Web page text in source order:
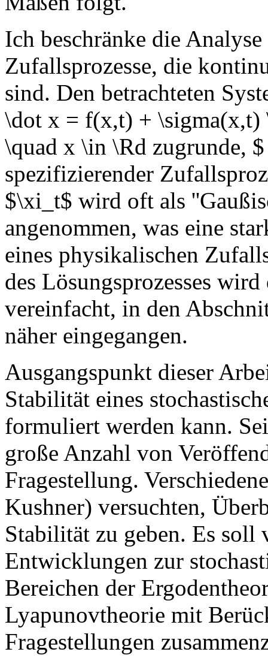
Ich beschränke die
Zufallsprozesse, die
sind. Den betrachteten
\dot x = f(x,t) + \sigma(x,t)
\quad x \in \Rd zugrunde,
spezifizierender
$\xi_t$ wird oft als
angenommen, was eine
eines physikalischen
des Lösungsprozesses
vereinfacht, in den
näher eingegangen.
Ausgangspunkt dieser
Stabilität eines
formuliert werden kann.
große Anzahl von
Fragestellung.
Kushner) versuchten,
Stabilität zu geben. Es soll
Entwicklungen zur
Bereichen der
Lyapunovtheorie mit
Fragestellungen